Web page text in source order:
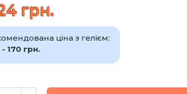
грн.
ціна з гелієм:
- 170 грн.